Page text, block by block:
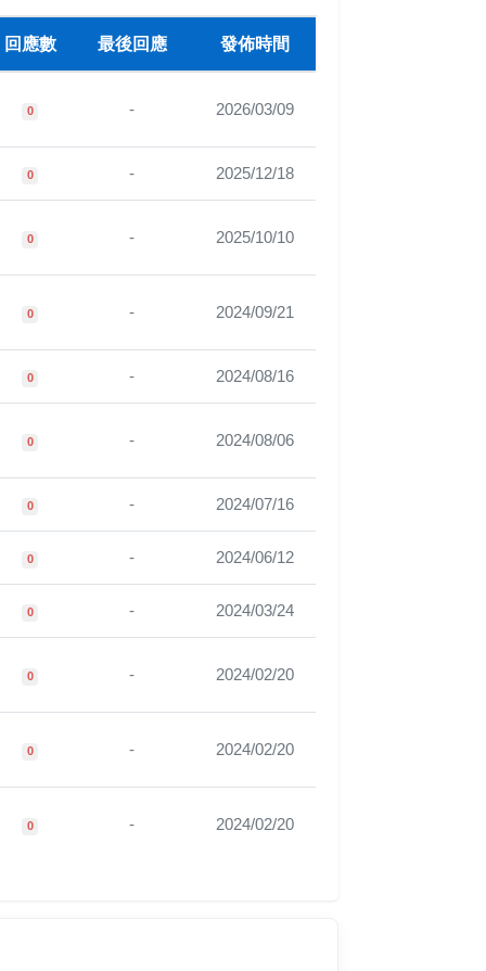
回應數 最後回應 發佈時間
0 - 2026/03/09
0 - 2025/12/18
0 - 2025/10/10
0 - 2024/09/21
0 - 2024/08/16
0 - 2024/08/06
0 - 2024/07/16
0 - 2024/06/12
0 - 2024/03/24
0 - 2024/02/20
0 - 2024/02/20
0 - 2024/02/20